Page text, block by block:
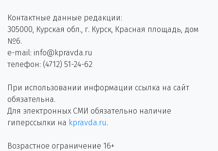
Контактные данные редакции:
305000, Курская обл., г. Курск, Красная площадь, дом
№6.
e-mail: info@kpravda.ru
телефон: (4712) 51-24-62
При использовании информации ссылка на сайт
обязательна.
Для электронных СМИ обязательно наличие
гиперссылки на kpravda.ru.
Возрастное ограничение 16+